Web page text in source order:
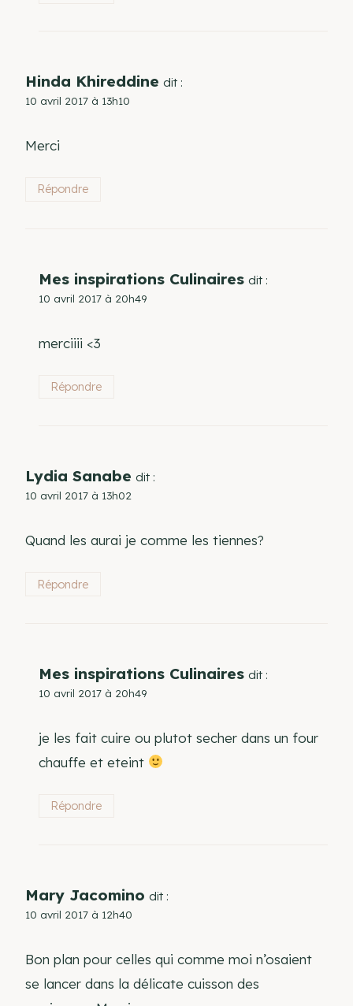
Hinda Khireddine dit :
10 avril 2017 à 13h10
Merci
Répondre
Mes inspirations Culinaires dit :
10 avril 2017 à 20h49
merciiii <3
Répondre
Lydia Sanabe dit :
10 avril 2017 à 13h02
Quand les aurai je comme les tiennes?
Répondre
Mes inspirations Culinaires dit :
10 avril 2017 à 20h49
je les fait cuire ou plutot secher dans un four
chauffe et eteint
Répondre
Mary Jacomino dit :
10 avril 2017 à 12h40
Bon plan pour celles qui comme moi n’osaient
se lancer dans la délicate cuisson des